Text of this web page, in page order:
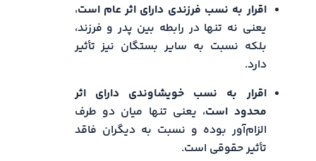
اقرار به نسب فرزندی دارای اثر عام است،
یعنی نه تنها در رابطه بین پدر و فرزند،
بلکه نسبت به سایر بستگان نیز تأثیر
دارد.
اقرار به نسب خویشاوندی دارای اثر
محدود است، یعنی تنها میان دو طرف
الزام‌آور بوده و نسبت به دیگران فاقد
تأثیر حقوقی است.